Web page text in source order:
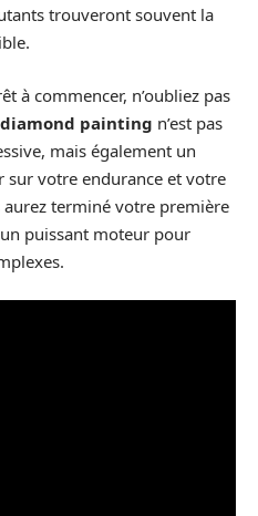
trouveront souvent la
à commencer, n’oubliez pas
diamond painting n’est pas
mais également un
sur votre endurance et votre
terminé votre première
puissant moteur pour